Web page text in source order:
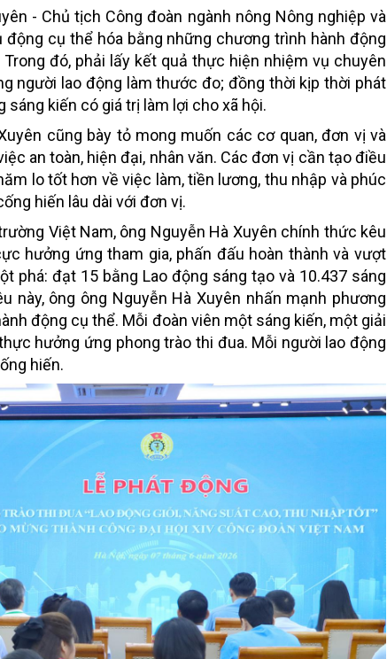
- Chủ tịch Công đoàn ngành nông Nông nghiệp và
cụ thể hóa bằng những chương trình hành động
đó, phải lấy kết quả thực hiện nhiệm vụ chuyên
người lao động làm thước đo; đồng thời kịp thời phát
kiến có giá trị làm lợi cho xã hội.
cũng bày tỏ mong muốn các cơ quan, đơn vị và
an toàn, hiện đại, nhân văn. Các đơn vị cần tạo điều
lo tốt hơn về việc làm, tiền lương, thu nhập và phúc
hiến lâu dài với đơn vị.
Việt Nam, ông Nguyễn Hà Xuyên chính thức kêu
hưởng ứng tham gia, phấn đấu hoàn thành và vượt
phá: đạt 15 bằng Lao động sáng tạo và 10.437 sáng
ông ông Nguyễn Hà Xuyên nhấn mạnh phương
động cụ thể. Mỗi đoàn viên một sáng kiến, một giải
hưởng ứng phong trào thi đua. Mỗi người lao động
hiến.